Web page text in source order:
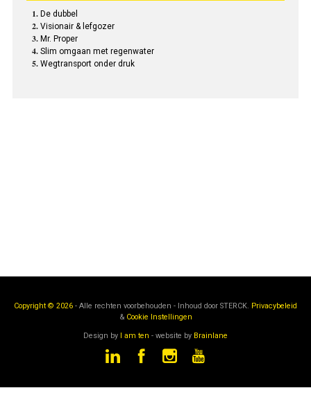
De dubbel
Visionair & lefgozer
Mr. Proper
Slim omgaan met regenwater
Wegtransport onder druk
Copyright © 2026 - Alle rechten voorbehouden - Inhoud door STERCK. Privacybeleid
& Cookie Instellingen
Design by I am ten - website by Brainlane